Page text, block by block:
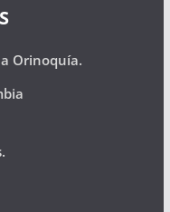
Orinoquía.